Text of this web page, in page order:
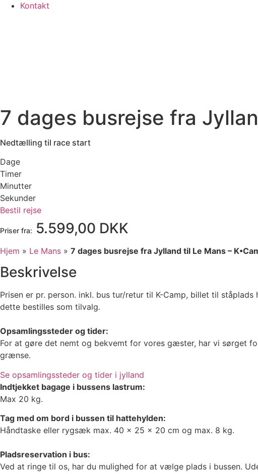
Kontakt
7 dages busrejse fra
Nedtælling til race start
Dage
Timer
Minutter
Sekunder
Bestil rejse
Priser fra: 5.599,00 DKK
Hjem » Le Mans » 7 dages busrejse fra Jylland til Le Mans –
Beskrivelse
Prisen er pr. person. inkl. bus tur/retur til K-Camp, billet til
dette bestilles som tilvalg.
Opsamlingssteder og tider:
For at gøre det nemt og bekvemt for vores gæster, har vi sørget
grænse.
Se opsamlingssteder og tider i jylland
Indtjekket bagage i bussens lastrum:
Max 20 kg.
Tag med om bord i bussen til hattehylden:
Håndtaske eller rygsæk max. 40 x 25 x 20 cm og max. 8 kg.
Pladsreservation i bus:
Ved at ringe til os, har du mulighed for at vælge plads i bussen.